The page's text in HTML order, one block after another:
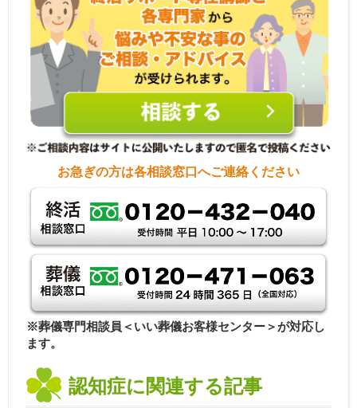
お急ぎの方は各相談窓口へご連絡ください
※葬儀専門相談員＜いい葬儀お客様センター＞が対応し
ます。
認知症に関連する記事